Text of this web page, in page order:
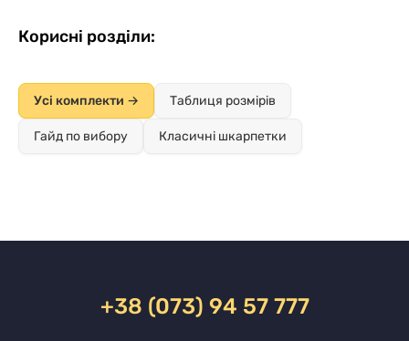
Корисні розділи:
Усі комплекти → Таблиця розмірів
Гайд по вибору Класичні шкарпетки
+38 (073) 94 57 777